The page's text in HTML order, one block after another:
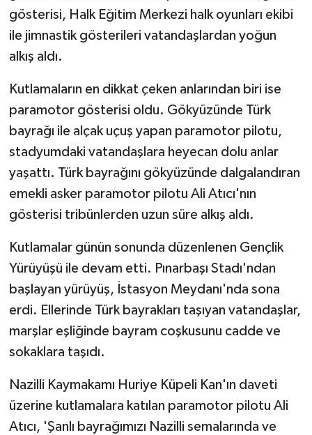
gösterisi, Halk Eğitim Merkezi halk oyunları ekibi
ile jimnastik gösterileri vatandaşlardan yoğun
alkış aldı.
Kutlamaların en dikkat çeken anlarından biri ise
paramotor gösterisi oldu. Gökyüzünde Türk
bayrağı ile alçak uçuş yapan paramotor pilotu,
stadyumdaki vatandaşlara heyecan dolu anlar
yaşattı. Türk bayrağını gökyüzünde dalgalandıran
emekli asker paramotor pilotu Ali Atıcı'nın
gösterisi tribünlerden uzun süre alkış aldı.
Kutlamalar günün sonunda düzenlenen Gençlik
Yürüyüşü ile devam etti. Pınarbaşı Stadı'ndan
başlayan yürüyüş, İstasyon Meydanı'nda sona
erdi. Ellerinde Türk bayrakları taşıyan vatandaşlar,
marşlar eşliğinde bayram coşkusunu cadde ve
sokaklara taşıdı.
Nazilli Kaymakamı Huriye Küpeli Kan'ın daveti
üzerine kutlamalara katılan paramotor pilotu Ali
Atıcı, 'Şanlı bayrağımızı Nazilli semalarında ve